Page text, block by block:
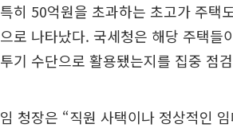
특히 50억원을 초과하는 초고가 주택
으로 나타났다. 국세청은 해당 주택들
투기 수단으로 활용됐는지를 집중 점
임 청장은 “직원 사택이나 정상적인